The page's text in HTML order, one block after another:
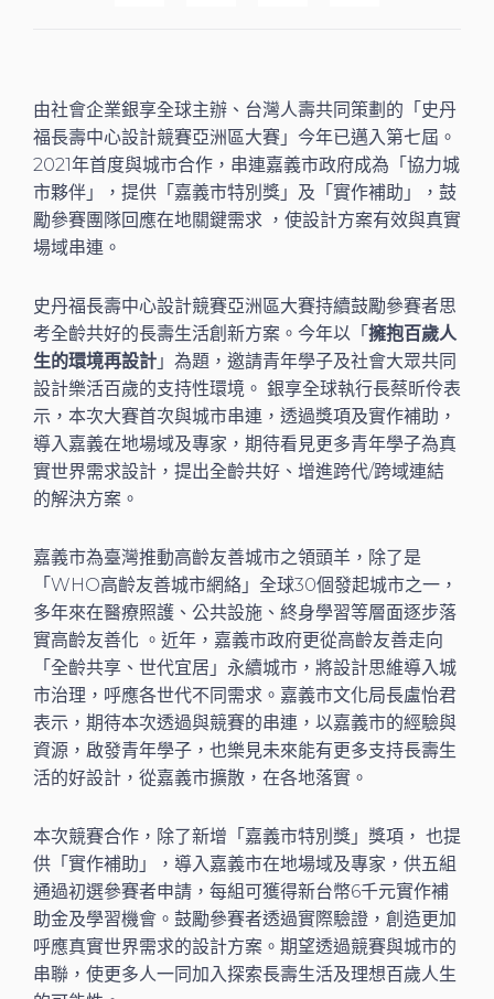
由社會企業銀享全球主辦、台灣人壽共同策劃的「史丹
福長壽中心設計競賽亞洲區大賽」今年已邁入第七屆。
2021年首度與城市合作，串連嘉義市政府成為「協力城
市夥伴」，提供「嘉義市特別獎」及「實作補助」，鼓
勵參賽團隊回應在地關鍵需求 ，使設計方案有效與真實
場域串連。
史丹福長壽中心設計競賽亞洲區大賽持續鼓勵參賽者思
考全齡共好的長壽生活創新方案。今年以「 擁抱百歲人
生的環境再設計 」為題，邀請青年學子及社會大眾共同
設計樂活百歲的支持性環境。 銀享全球執行長蔡昕伶表
示，本次大賽首次與城市串連，透過獎項及實作補助，
導入嘉義在地場域及專家，期待看見更多青年學子為真
實世界需求設計，提出全齡共好、增進跨代/跨域連結
的解決方案。
嘉義市為臺灣推動高齡友善城市之領頭羊，除了是
「WHO高齡友善城市網絡」全球30個發起城市之一，
多年來在醫療照護、公共設施、終身學習等層面逐步落
實高齡友善化 。近年，嘉義市政府更從高齡友善走向
「全齡共享、世代宜居」永續城市，將設計思維導入城
市治理，呼應各世代不同需求。嘉義市文化局長盧怡君
表示，期待本次透過與競賽的串連，以嘉義市的經驗與
資源，啟發青年學子，也樂見未來能有更多支持長壽生
活的好設計，從嘉義市擴散，在各地落實。
本次競賽合作，除了新增「嘉義市特別獎」獎項， 也提
供「實作補助」，導入嘉義市在地場域及專家，供五組
通過初選參賽者申請，每組可獲得新台幣6千元實作補
助金及學習機會。鼓勵參賽者透過實際驗證，創造更加
呼應真實世界需求的設計方案。期望透過競賽與城市的
串聯，使更多人一同加入探索長壽生活及理想百歲人生